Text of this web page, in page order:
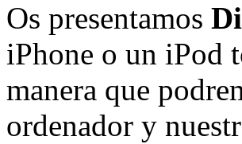
Os presentamos
iPhone o un iPod
manera que
ordenador y